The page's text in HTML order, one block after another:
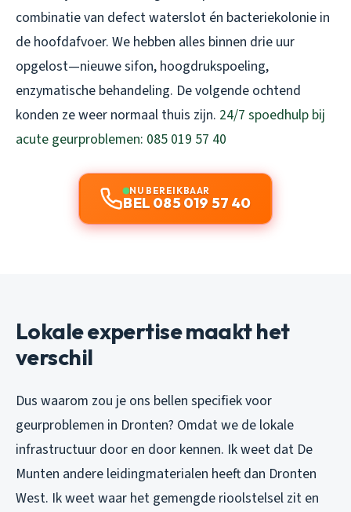
combinatie van defect waterslot én bacteriekolonie in
de hoofdafvoer. We hebben alles binnen drie uur
opgelost—nieuwe sifon, hoogdrukspoeling,
enzymatische behandeling. De volgende ochtend
konden ze weer normaal thuis zijn. 24/7 spoedhulp bij
acute geurproblemen: 085 019 57 40
NU BEREIKBAAR
BEL 085 019 57 40
Lokale expertise maakt het
verschil
Dus waarom zou je ons bellen specifiek voor
geurproblemen in Dronten? Omdat we de lokale
infrastructuur door en door kennen. Ik weet dat De
Munten andere leidingmaterialen heeft dan Dronten
West. Ik weet waar het gemengde rioolstelsel zit en